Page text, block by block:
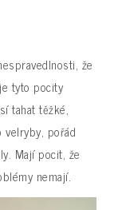
že
tyto pocity
tahat těžké,
pořád
Mají pocit, že
nemají.